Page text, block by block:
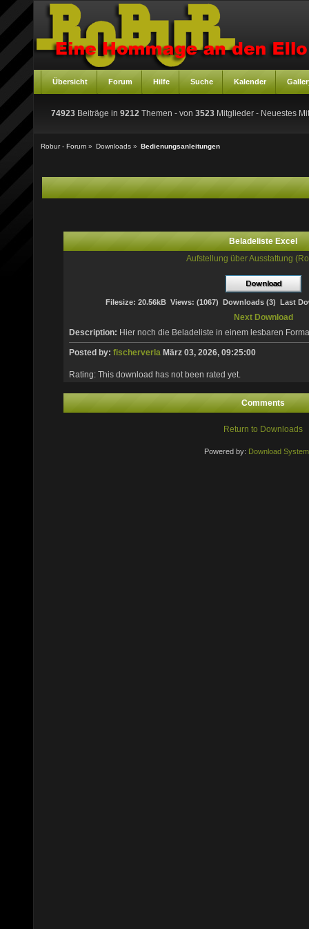
Übersicht Forum Hilfe Suche Kalender
74923 Beiträge in 9212 Themen - von 3523 Mitglieder - Neuestes
Robur - Forum » Downloads » Bedienungsanleitungen
Beladeliste Excel
Aufstellung über Ausstattung
Filesize: 20.56kB Views: (1067) Downloads (3) Last
Next Download
Description: Hier noch die Beladeliste in einem lesbaren
Posted by: fischerverla März 03, 2026, 09:25:00
Rating: This download has not been rated yet.
Comments
Return to Downloads
Powered by: Download